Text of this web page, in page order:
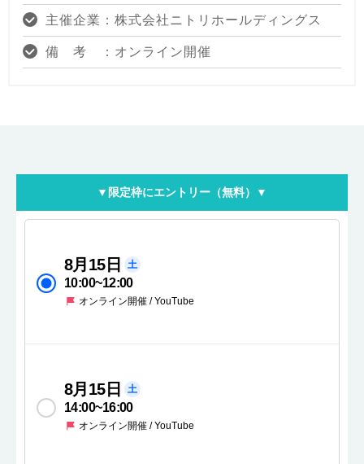
主催企業：株式会社ニトリホールディングス
備 考 ：オンライン開催
▼限定枠にエントリー（無料）▼
8月15日 土
10:00~12:00
オンライン開催 / YouTube
8月15日 土
14:00~16:00
オンライン開催 / YouTube